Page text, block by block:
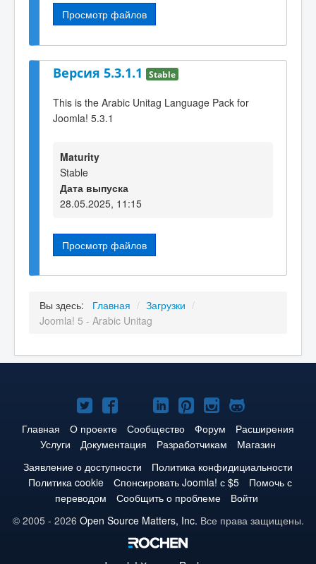
Просмотр файлов
Версия 5.3.1.1 Stable
This is the Arabic Unitag Language Pack for
Joomla! 5.3.1
Maturity
Stable
Дата выпуска
28.05.2025, 11:15
Просмотр файлов
Вы здесь: Главная / Загрузки /
Joomla! 5 - Arabic Unitag
Joomla!
в
Твиттере
Joomla!
в
Facebook
Joomla!
в
YouTube
Joomla!
в
LinkedIn
Joomla!
в
Pinterest
Joomla!
в
Instagram
Joomla!
на
GitHub
Главная О проекте Сообщество Форум
Расширения
Услуги
Документация Разработчикам
Магазин
Заявление о доступности
Политика конфидициальности
Политика cookie
Спонсировать Joomla! с $5
Помочь с
переводом
Сообщить о проблеме
Войти
© 2005 - 2026 Open Source Matters, Inc. Все права защищены.